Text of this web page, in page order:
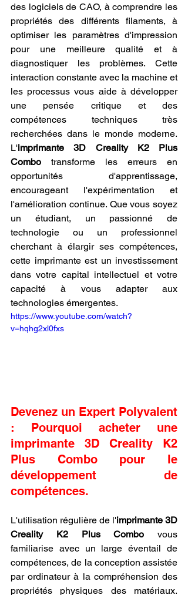
des logiciels de CAO, à comprendre les
propriétés des différents filaments, à
optimiser les paramètres d'impression
pour une meilleure qualité et à
diagnostiquer les problèmes. Cette
interaction constante avec la machine et
les processus vous aide à développer
une pensée critique et des
compétences techniques très
recherchées dans le monde moderne.
L'imprimante 3D Creality K2 Plus
Combo transforme les erreurs en
opportunités d'apprentissage,
encourageant l'expérimentation et
l'amélioration continue. Que vous soyez
un étudiant, un passionné de
technologie ou un professionnel
cherchant à élargir ses compétences,
cette imprimante est un investissement
dans votre capital intellectuel et votre
capacité à vous adapter aux
technologies émergentes.
https://www.youtube.com/watch?
v=hqhg2xl0fxs
Devenez un Expert Polyvalent
: Pourquoi acheter une
imprimante 3D Creality K2
Plus Combo pour le
développement de
compétences.
L'utilisation régulière de l'imprimante 3D
Creality K2 Plus Combo vous
familiarise avec un large éventail de
compétences, de la conception assistée
par ordinateur à la compréhension des
propriétés physiques des matériaux.